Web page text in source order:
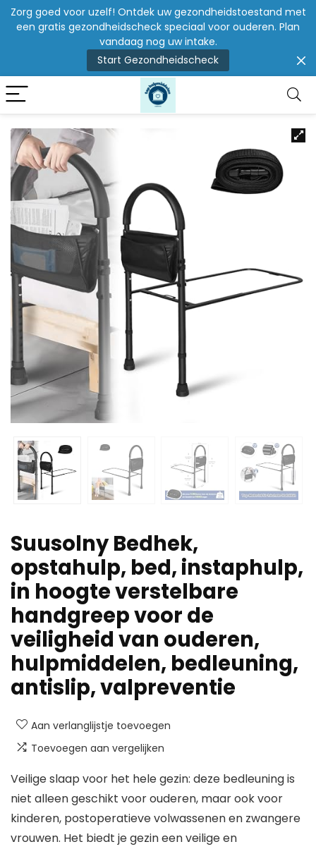
Zorg goed voor uzelf! Ontdek uw gezondheidstoestand met
een gratis gezondheidscheck speciaal voor ouderen. Plan
vandaag nog uw intake.
Start Gezondheidscheck
Suusolny Bedhek,
opstahulp, bed, instaphulp,
in hoogte verstelbare
handgreep voor de
veiligheid van ouderen,
hulpmiddelen, bedleuning,
antislip, valpreventie
Aan verlanglijstje toevoegen
Toevoegen aan vergelijken
Veilige slaap voor het hele gezin: deze bedleuning is
niet alleen geschikt voor ouderen, maar ook voor
kinderen, postoperatieve volwassenen en zwangere
vrouwen. Het biedt je gezin een veilige en